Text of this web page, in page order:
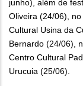
junho), além de
Oliveira (24/06),
Cultural Usina da
Bernardo (24/06),
Centro Cultural
Urucuia (25/06).